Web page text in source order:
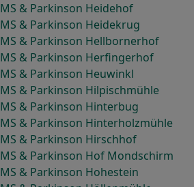
MS & Parkinson Heidehof
MS & Parkinson Heidekrug
MS & Parkinson Hellbornerhof
MS & Parkinson Herfingerhof
MS & Parkinson Heuwinkl
MS & Parkinson Hilpischmühle
MS & Parkinson Hinterbug
MS & Parkinson Hinterholzmühle
MS & Parkinson Hirschhof
MS & Parkinson Hof Mondschirm
MS & Parkinson Hohestein